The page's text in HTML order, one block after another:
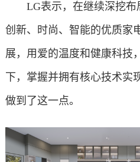
LG表示，在继续深挖布
创新、时尚、智能的优质家
展，用爱的温度和健康科技
下，掌握并拥有核心技术
做到了这一点。